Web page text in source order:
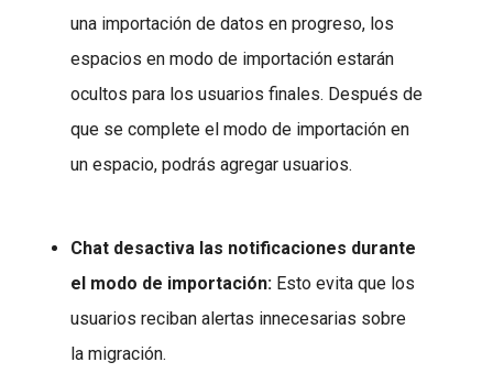
una importación de datos en progreso, los
espacios en modo de importación estarán
ocultos para los usuarios finales. Después de
que se complete el modo de importación en
un espacio, podrás agregar usuarios.
Chat desactiva las notificaciones durante
el modo de importación: Esto evita que los
usuarios reciban alertas innecesarias sobre
la migración.